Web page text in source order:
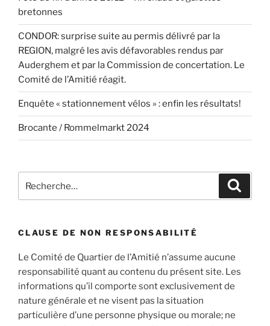
bretonnes
CONDOR: surprise suite au permis délivré par la
REGION, malgré les avis défavorables rendus par
Auderghem et par la Commission de concertation. Le
Comité de l’Amitié réagit.
Enquête « stationnement vélos » : enfin les résultats!
Brocante / Rommelmarkt 2024
pour
CLAUSE DE NON RESPONSABILITÉ
Le Comité de Quartier de l’Amitié n’assume aucune
responsabilité quant au contenu du présent site. Les
informations qu’il comporte sont exclusivement de
nature générale et ne visent pas la situation
particulière d’une personne physique ou morale; ne